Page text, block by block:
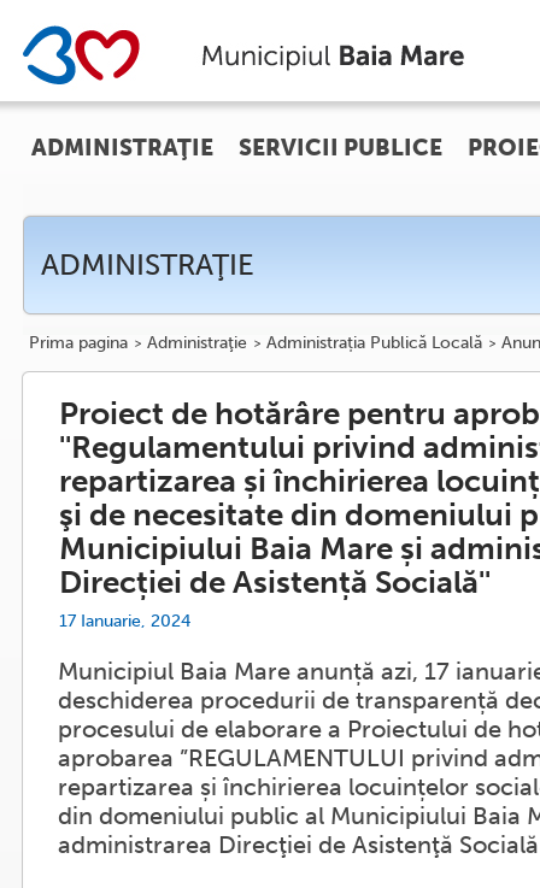
ADMINISTRAŢIE
Prima pagina Administraţie Administrația Publică Locală
Proiect de hotărâre pentru
''Regulamentului privind
repartizarea și închirierea
şi de necesitate din domeniului
Municipiului Baia Mare și
Direcției de Asistență Socială''
17 Ianuarie, 2024
Municipiul Baia Mare anunță azi, 17
deschiderea procedurii de transparență
procesului de elaborare a Proiectului de
aprobarea ”REGULAMENTULUI privind
repartizarea și închirierea locuințelor
din domeniului public al Municipiului Baia
administrarea Direcţiei de Asistenţă
ADMINISTRAŢIE SERVICII PUBLICE